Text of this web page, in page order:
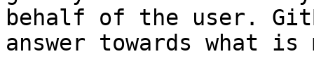
behalf of the user.
answer towards what